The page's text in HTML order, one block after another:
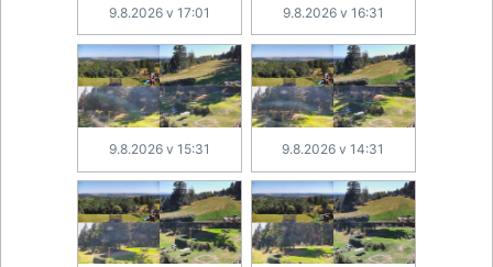
9.8.2026 v 17:01 9.8.2026 v 16:31
9.8.2026 v 15:31 9.8.2026 v 14:31